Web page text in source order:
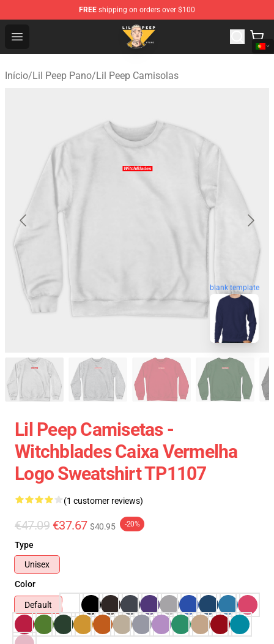
FREE shipping on orders over $100
Open menu
Lil Peep Store - Official Lil Peep Merchandise Shop
Início/Lil Peep Pano/Lil Peep Camisolas
blank template
Lil Peep Camisetas -
Witchblades Caixa Vermelha
Logo Sweatshirt TP1107
(1 customer reviews)
€47.09 €37.67 $40.95 -20%
Type
Unisex
Color
Default